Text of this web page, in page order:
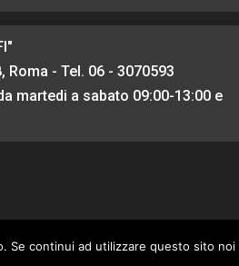
- Tel. 06 - 3070593
martedi a sabato 09:00-13:00 e
-OtticaFava - IT04824101002
continui ad utilizzare questo sito